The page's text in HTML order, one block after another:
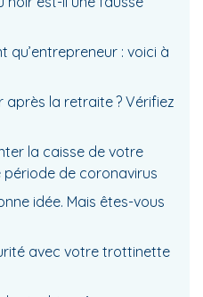
qu’entrepreneur : voici à
après la retraite ? Vérifiez
la caisse de votre
de coronavirus
idée. Mais êtes-vous
avec votre trottinette